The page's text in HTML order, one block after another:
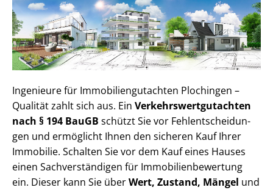
Ingenieure für Im­mo­bi­li­en­gut­ach­ten Plochingen –
Qualität zahlt sich aus. Ein Ver­kehrs­wert­gut­ach­ten
nach § 194 BauGB schützt Sie vor Fehl­ent­schei­dun­
gen und ermöglicht Ihnen den sicheren Kauf Ihrer
Immobilie. Schalten Sie vor dem Kauf eines Hauses
einen Sach­ver­stän­di­gen für Im­mo­bi­li­en­be­wer­tung
ein. Dieser kann Sie überWert, Zustand, Mängel und